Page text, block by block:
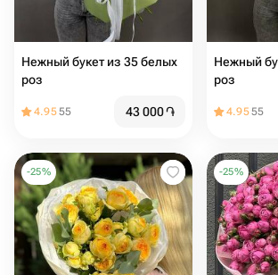
Нежный букет из 35 белых
роз
4.9555 43 000֏
Нежный
роз
4.9555
-25% -25%